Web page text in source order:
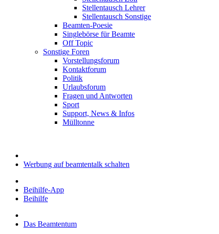
Stellentausch Lehrer
Stellentausch Sonstige
Beamten-Poesie
Singlebörse für Beamte
Off Topic
Sonstige Foren
Vorstellungsforum
Kontaktforum
Politik
Urlaubsforum
Fragen und Antworten
Sport
Support, News & Infos
Mülltonne
Werbung auf beamtentalk schalten
Beihilfe-App
Beihilfe
Das Beamtentum